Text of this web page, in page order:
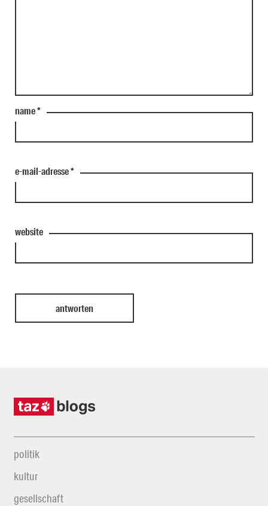
name*
e-mail-adresse*
website
politik
kultur
gesellschaft